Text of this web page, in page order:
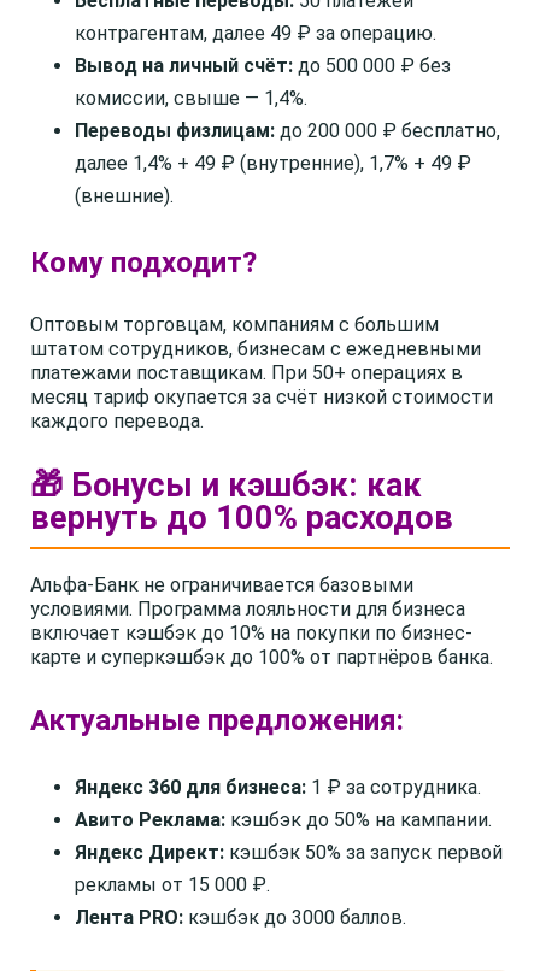
контрагентам, далее 49 ₽ за операцию.
Вывод на личный счёт: до 500 000 ₽ без
комиссии, свыше — 1,4%.
Переводы физлицам: до 200 000 ₽ бесплатно,
далее 1,4% + 49 ₽ (внутренние), 1,7% + 49 ₽
(внешние).
Кому подходит?
Оптовым торговцам, компаниям с большим
штатом сотрудников, бизнесам с ежедневными
платежами поставщикам. При 50+ операциях в
месяц тариф окупается за счёт низкой стоимости
каждого перевода.
🎁 Бонусы и кэшбэк: как
вернуть до 100% расходов
Альфа-Банк не ограничивается базовыми
условиями. Программа лояльности для бизнеса
включает кэшбэк до 10% на покупки по бизнес-
карте и суперкэшбэк до 100% от партнёров банка.
Актуальные предложения:
Яндекс 360 для бизнеса: 1 ₽ за сотрудника.
Авито Реклама: кэшбэк до 50% на кампании.
Яндекс Директ: кэшбэк 50% за запуск первой
рекламы от 15 000 ₽.
Лента PRO: кэшбэк до 3000 баллов.